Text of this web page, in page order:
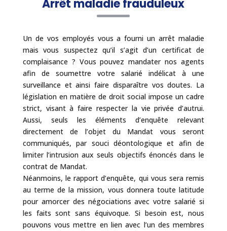
Arrêt maladie frauduleux
Un de vos employés vous a fourni un arrêt maladie
mais vous suspectez qu’il s’agit d’un certificat de
complaisance ? Vous pouvez mandater nos agents
afin de soumettre votre salarié indélicat à une
surveillance et ainsi faire disparaître vos doutes. La
législation en matière de droit social impose un cadre
strict, visant à faire respecter la vie privée d’autrui.
Aussi, seuls les éléments d’enquête relevant
directement de l’objet du Mandat vous seront
communiqués, par souci déontologique et afin de
limiter l’intrusion aux seuls objectifs énoncés dans le
contrat de Mandat.
Néanmoins, le rapport d’enquête, qui vous sera remis
au terme de la mission, vous donnera toute latitude
pour amorcer des négociations avec votre salarié si
les faits sont sans équivoque. Si besoin est, nous
pouvons vous mettre en lien avec l’un des membres